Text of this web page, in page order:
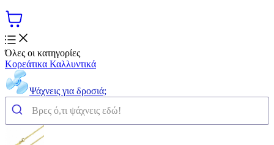
Όλες οι κατηγορίες
Κορεάτικα Καλλυντικά
Ψάχνεις για δροσιά;